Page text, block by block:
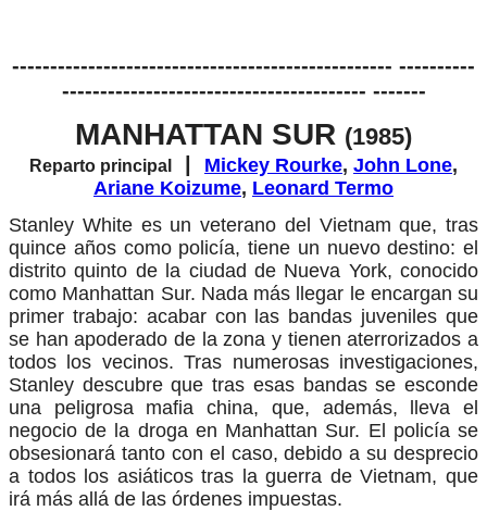
-------------------------------------------------- ----------
---------------------------------------- -------
MANHATTAN SUR (1985)
Reparto principal Mickey Rourke, John Lone,
Ariane Koizume, Leonard Termo
Stanley White es un veterano del Vietnam que, tras
quince años como policía, tiene un nuevo destino: el
distrito quinto de la ciudad de Nueva York, conocido
como Manhattan Sur. Nada más llegar le encargan su
primer trabajo: acabar con las bandas juveniles que
se han apoderado de la zona y tienen aterrorizados a
todos los vecinos. Tras numerosas investigaciones,
Stanley descubre que tras esas bandas se esconde
una peligrosa mafia china, que, además, lleva el
negocio de la droga en Manhattan Sur. El policía se
obsesionará tanto con el caso, debido a su desprecio
a todos los asiáticos tras la guerra de Vietnam, que
irá más allá de las órdenes impuestas.